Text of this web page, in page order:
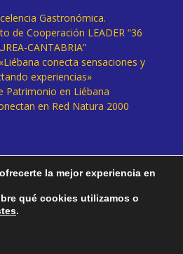
Gastronómica.
de Cooperación LEADER “36
CANTABRIA”
conecta sensaciones y
experiencias»
Patrimonio en Liébana
en Red Natura 2000
la mejor experiencia en
qué cookies utilizamos o
.